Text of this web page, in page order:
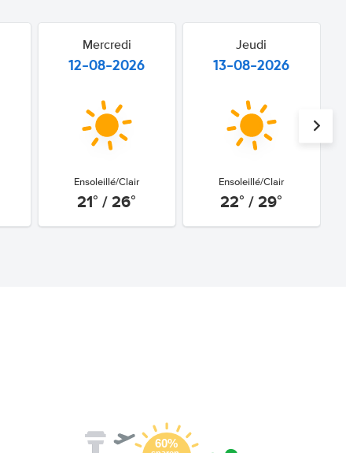
Mercredi
12-08-2026
Ensoleillé/Clair
21° / 26°
Jeudi
13-08-2026
Ensoleillé/Clair
22° / 29°